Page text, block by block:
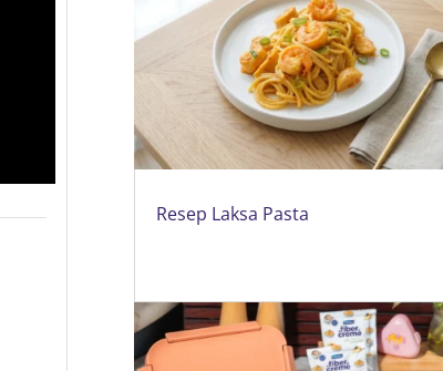
Resep Laksa Pasta